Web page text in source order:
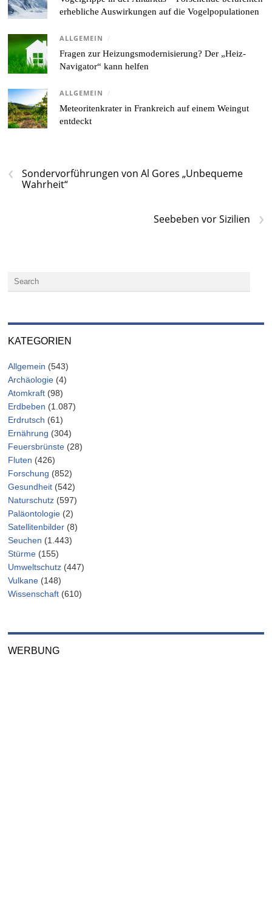
erhebliche Auswirkungen auf die Vogelpopulationen
ALLGEMEIN /
Fragen zur Heizungsmodernisierung? Der „Heiz-
Navigator“ kann helfen
ALLGEMEIN /
Meteoritenkrater in Frankreich auf einem Weingut
entdeckt
‹
Sondervorführungen von Al Gores „Unbequeme
Wahrheit“
›
Seebeben vor Sizilien
KATEGORIEN
Allgemein (543)
Archäologie (4)
Atomkraft (98)
Erdbeben (1.087)
Erdrutsch (61)
Ernährung (304)
Feuersbrünste (28)
Fluten (426)
Forschung (852)
Gesundheit (542)
Naturschutz (597)
Paläontologie (2)
Satellitenbilder (8)
Seuchen (1.443)
Stürme (155)
Umweltschutz (447)
Vulkane (148)
Wissenschaft (610)
WERBUNG